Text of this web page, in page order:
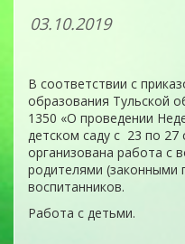
03.10.2019
В соответствии с
образования Тульской
1350 «О проведении
детском саду с 23 по 27
организована работа с
родителями (законными
воспитанников.
Работа с детьми.